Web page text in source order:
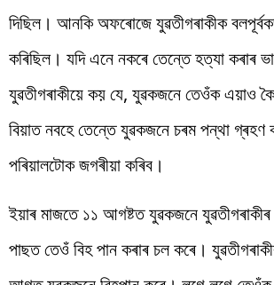
দিছিল। আনকি অফৰোজে যুৱতীগৰাকীক
কৰিছিল। যদি এনে নকৰে তেন্তে হত্যা কৰাৰ
যুৱতীগৰাকীয়ে কয় যে, যুৱকজনে তেওঁক এয়াও
বিয়াত নবহে তেন্তে যুৱকজনে চৰম পন্থা
পৰিয়ালটোক জগৰীয়া কৰিব।
ইয়াৰ মাজতে ১১ আগষ্টত যুৱকজনে
পাছত তেওঁ বিহ পান কৰাৰ চল কৰে।